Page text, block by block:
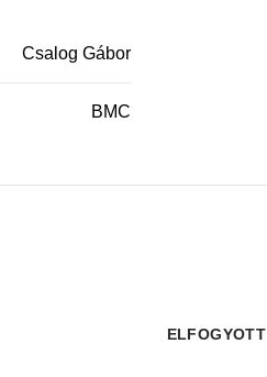
Csalog Gábor
BMC
ELFOGYOTT